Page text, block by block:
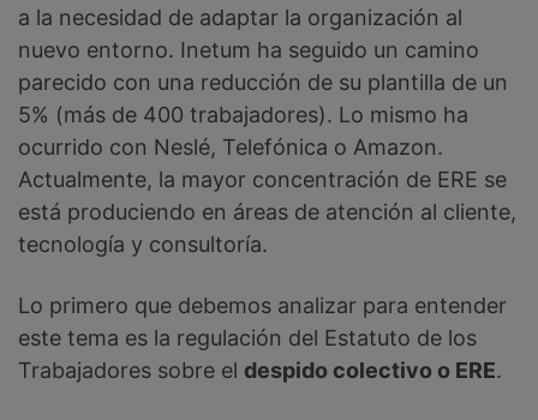
a la necesidad de adaptar la organización al
nuevo entorno. Inetum ha seguido un camino
parecido con una reducción de su plantilla de un
5% (más de 400 trabajadores). Lo mismo ha
ocurrido con Neslé, Telefónica o Amazon.
Actualmente, la mayor concentración de ERE se
está produciendo en áreas de atención al cliente,
tecnología y consultoría.
Lo primero que debemos analizar para entender
este tema es la regulación del Estatuto de los
Trabajadores sobre el despido colectivo o ERE.